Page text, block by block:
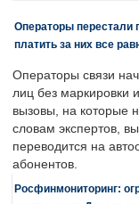
Операторы перестали
платить за них все
Операторы связи
лиц без маркировки
вызовы, на которые
словам экспертов,
переводится на
абонентов.
Росфинмониторинг: